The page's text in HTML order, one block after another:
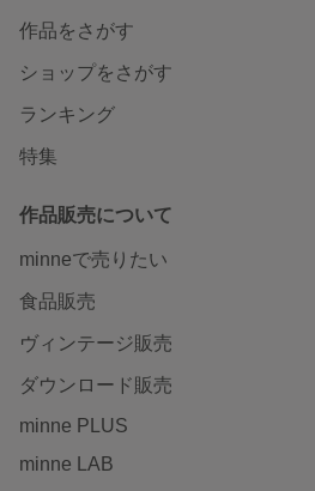
作品をさがす
ショップをさがす
ランキング
特集
作品販売について
minneで売りたい
食品販売
ヴィンテージ販売
ダウンロード販売
minne PLUS
minne LAB